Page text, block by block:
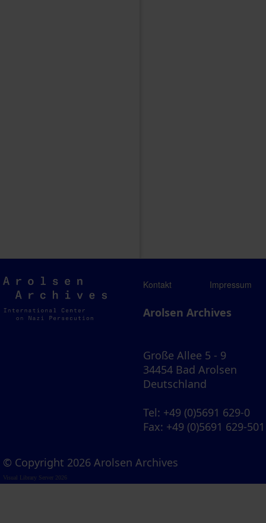
Arolsen
Archives
Kontakt Impressum
Arolsen Archives
Große Allee 5 - 9
34454 Bad Arolsen
Deutschland
Tel: +49 (0)5691 629-0
Fax: +49 (0)5691 629-501
© Copyright 2026 Arolsen Archives
Visual Library Server 2026